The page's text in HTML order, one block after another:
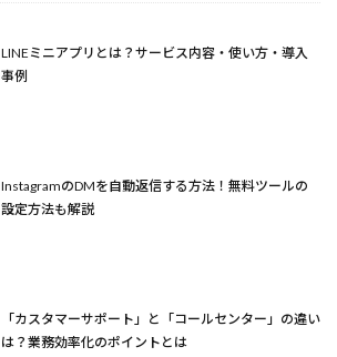
LINEミニアプリとは？サービス内容・使い方・導入
事例
InstagramのDMを自動返信する方法！無料ツールの
設定方法も解説
「カスタマーサポート」と「コールセンター」の違い
は？業務効率化のポイントとは